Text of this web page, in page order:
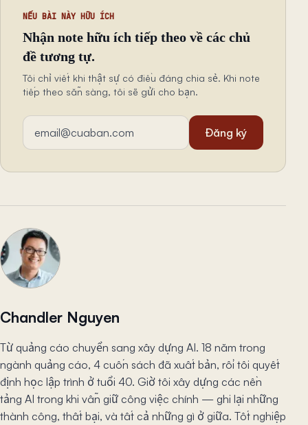
NẾU BÀI NÀY HỮU ÍCH
Nhận note hữu ích tiếp theo về các chủ
đề tương tự.
Tôi chỉ viết khi thật sự có điều đáng chia sẻ. Khi note
tiếp theo sẵn sàng, tôi sẽ gửi cho bạn.
Địa chỉ email
Đăng ký
Chandler Nguyen
Từ quảng cáo chuyển sang xây dựng AI. 18 năm trong
ngành quảng cáo, 4 cuốn sách đã xuất bản, rồi tôi quyết
định học lập trình ở tuổi 40. Giờ tôi xây dựng các nền
tảng AI trong khi vẫn giữ công việc chính — ghi lại những
thành công, thất bại, và tất cả những gì ở giữa. Tốt nghiệp